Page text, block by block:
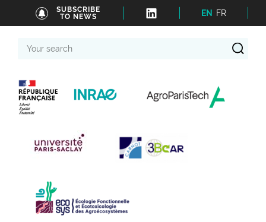
SUBSCRIBE
TO NEWS
EN FR
search